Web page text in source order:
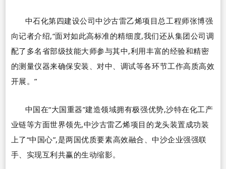
中石化第四建设公司中沙古雷乙烯项目总工程师张博强
向记者介绍,“面对如此高标准的精细度,我们还从集团公司调
配了多名省部级技能大师参与其中,利用丰富的经验和精密
的测量仪器来确保安装、对中、调试等各环节工作高质高效
开展。”
中国在“大国重器”建造领域拥有极强优势,沙特在化工产
业链等方面世界领先,中沙古雷乙烯项目的龙头装置成功装
上了“中国心”,是两国优质要素高效融合、中沙企业强强联
手、实现互利共赢的生动缩影。